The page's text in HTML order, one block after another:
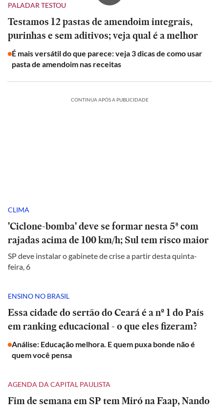
PALADAR TESTOU
Testamos 12 pastas de amendoim integrais,
purinhas e sem aditivos; veja qual é a melhor
É mais versátil do que parece: veja 3 dicas de como usar
pasta de amendoim nas receitas
CONTINUA APÓS A PUBLICIDADE
CLIMA
'Ciclone-bomba' deve se formar nesta 5ª com
rajadas acima de 100 km/h; Sul tem risco maior
SP deve instalar o gabinete de crise a partir desta quinta-
feira, 6
ENSINO NO BRASIL
Essa cidade do sertão do Ceará é a nº 1 do País
em ranking educacional - o que eles fizeram?
Análise: Educação melhora. E quem puxa bonde não é
quem você pensa
AGENDA DA CAPITAL PAULISTA
Fim de semana em SP tem Miró na Faap, Nando